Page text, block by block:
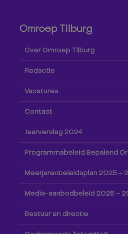
Omroep Tilburg
Over Omroep Tilburg
Redactie
Vacatures
Contact
Jaarverslag 2024
Programmabeleid Bepalend
Meerjarenbeleidsplan 2025 –
Media-aanbodbeleid 2025 –
Bestuur en directie